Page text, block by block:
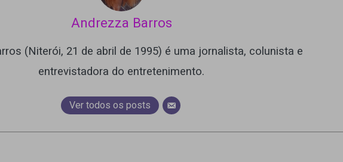
Andrezza Barros
(Niterói, 21 de abril de 1995) é uma jornalista, colunista e
entrevistadora do entretenimento.
Ver todos os posts